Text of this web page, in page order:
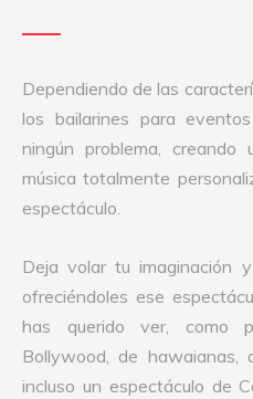
Dependiendo de las
los bailarines para
ningún problema, creando
música totalmente
espectáculo.
Deja volar tu imaginación
ofreciéndoles ese
has querido ver, como
Bollywood, de
incluso un espectáculo de